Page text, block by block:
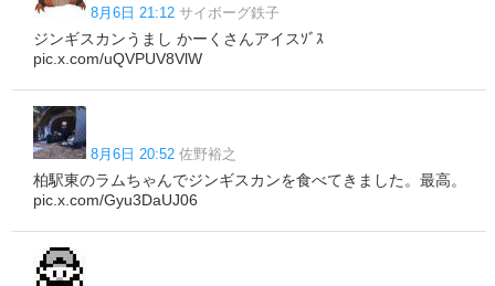
8月6日 21:12 サイボーグ鉄子
ジンギスカンうまし かーくさんアイスｿﾞｽ
pic.x.com/uQVPUV8VlW
8月6日 20:52 佐野裕之
柏駅東のラムちゃんでジンギスカンを食べてきました。最高。
pic.x.com/Gyu3DaUJ06